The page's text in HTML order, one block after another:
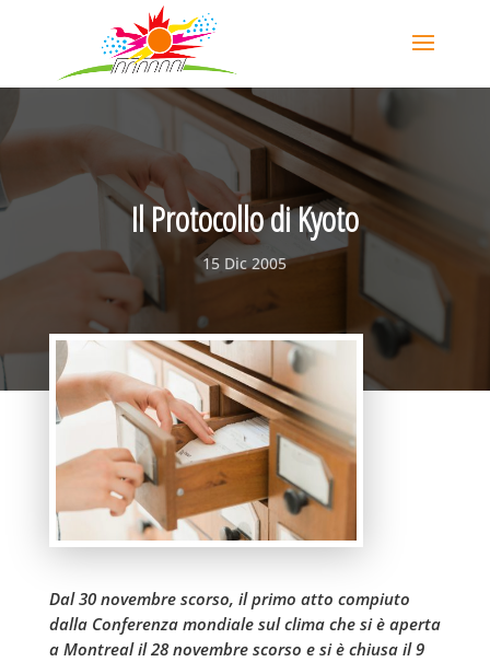
Il Protocollo di Kyoto
15 Dic 2005
Dal 30 novembre scorso, il primo atto compiuto
dalla Conferenza mondiale sul clima che si è aperta
a Montreal il 28 novembre scorso e si è chiusa il 9